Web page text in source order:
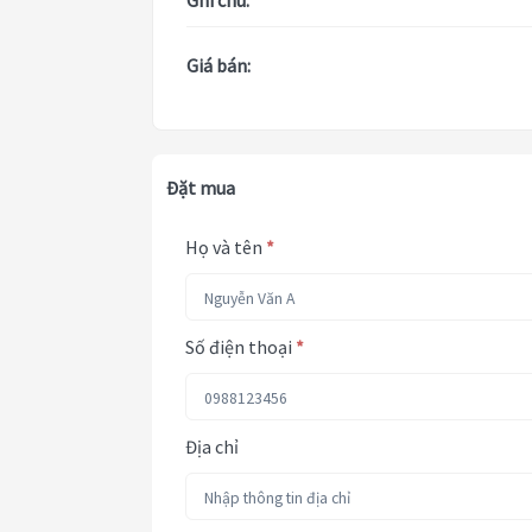
Giá bán:
Đặt mua
Họ và tên *
Số điện thoại *
Địa chỉ